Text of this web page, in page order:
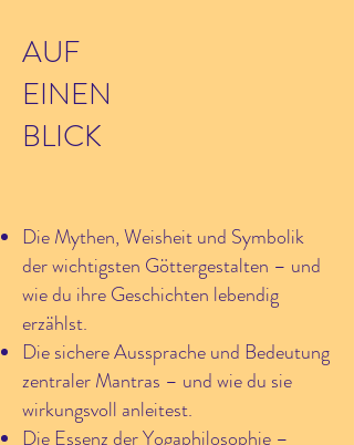
AUF
EINEN
BLICK
Die Mythen, Weisheit und Symbolik
der wichtigsten Göttergestalten – und
wie du ihre Geschichten lebendig
erzählst.
Die sichere Aussprache und Bedeutung
zentraler Mantras – und wie du sie
wirkungsvoll anleitest.
Die Essenz der Yogaphilosophie –